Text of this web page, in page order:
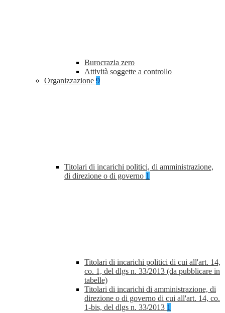
Burocrazia zero
Attività soggette a controllo
Organizzazione 9
Titolari di incarichi politici, di amministrazione,
di direzione o di governo 1
Titolari di incarichi politici di cui all'art. 14,
co. 1, del dlgs n. 33/2013 (da pubblicare in
tabelle)
Titolari di incarichi di amministrazione, di
direzione o di governo di cui all'art. 14, co.
1-bis, del dlgs n. 33/2013 1